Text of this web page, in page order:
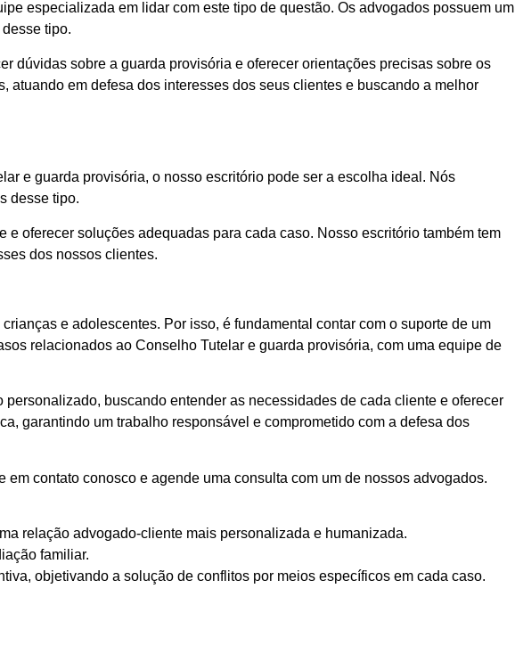
especializada em lidar com este tipo de questão. Os advogados possuem um
tipo.
dúvidas sobre a guarda provisória e oferecer orientações precisas sobre os
em defesa dos interesses dos seus clientes e buscando a melhor
e guarda provisória, o nosso escritório pode ser a escolha ideal. Nós
desse tipo.
oferecer soluções adequadas para cada caso. Nosso escritório também tem
dos nossos clientes.
e adolescentes. Por isso, é fundamental contar com o suporte de um
relacionados ao Conselho Tutelar e guarda provisória, com uma equipe de
buscando entender as necessidades de cada cliente e oferecer
garantindo um trabalho responsável e comprometido com a defesa dos
contato conosco e agende uma consulta com um de nossos advogados.
relação advogado-cliente mais personalizada e humanizada.
familiar.
objetivando a solução de conflitos por meios específicos em cada caso.